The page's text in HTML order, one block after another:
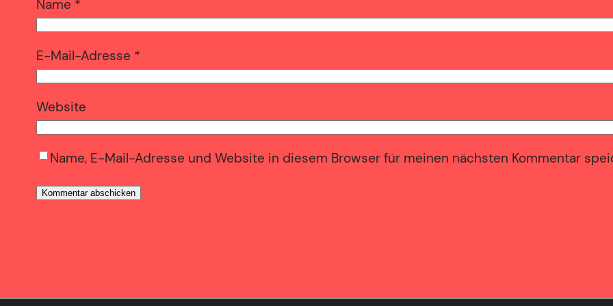
Name *
E-Mail-Adresse *
Website
Name, E-Mail-Adresse und Website in diesem Browser für meinen nächsten Kommentar